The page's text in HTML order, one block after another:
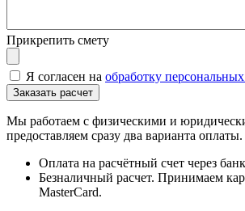
Прикрепить смету
Я согласен на обработку
Мы работаем с физическими и
предоставляем сразу два варианта оплаты.
Оплата на расчётный счет через
Безналичный расчет. Принимаем
MasterCard.